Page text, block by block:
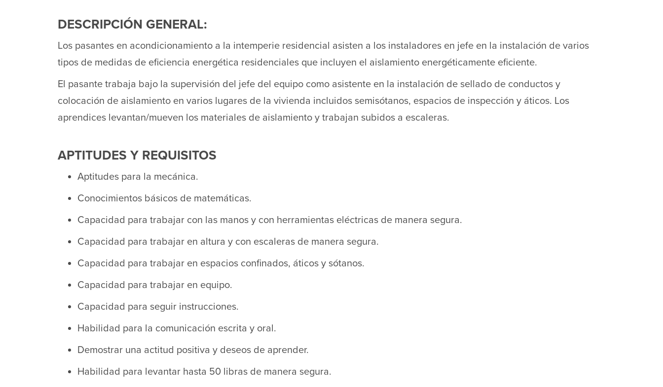
DESCRIPCIÓN GENERAL:
Los pasantes en acondicionamiento a la intemperie residencial asisten a los instaladores en jefe en la instalación de varios
tipos de medidas de eficiencia energética residenciales que incluyen el aislamiento energéticamente eficiente.
El pasante trabaja bajo la supervisión del jefe del equipo como asistente en la instalación de sellado de conductos y
colocación de aislamiento en varios lugares de la vivienda incluidos semisótanos, espacios de inspección y áticos. Los
aprendices levantan/mueven los materiales de aislamiento y trabajan subidos a escaleras.
APTITUDES Y REQUISITOS
Aptitudes para la mecánica.
Conocimientos básicos de matemáticas.
Capacidad para trabajar con las manos y con herramientas eléctricas de manera segura.
Capacidad para trabajar en altura y con escaleras de manera segura.
Capacidad para trabajar en espacios confinados, áticos y sótanos.
Capacidad para trabajar en equipo.
Capacidad para seguir instrucciones.
Habilidad para la comunicación escrita y oral.
Demostrar una actitud positiva y deseos de aprender.
Habilidad para levantar hasta 50 libras de manera segura.